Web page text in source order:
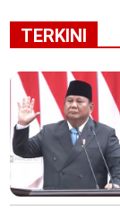
TERKINI